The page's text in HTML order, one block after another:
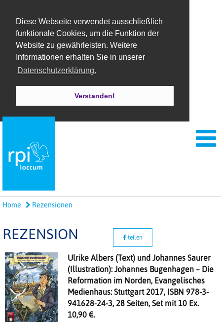
Diese Webseite verwendet ausschließlich
funktionale Cookies, um die Funktion der
Website zu gewährleisten. Weitere
Informationen erhalten Sie in unserer
Datenschutzerklärung.
Verstanden!
Home Rezensionen
REZENSION teilen
Ulrike Albers (Text) und Johannes Saurer
(Illustration): Johannes Bugenhagen – Die
Reformation im Norden, Evangelisches
Medienhaus: Stuttgart 2017, ISBN 978-3-
941628-24-3, 28 Seiten, Set mit 10 Ex.
10,90 €.